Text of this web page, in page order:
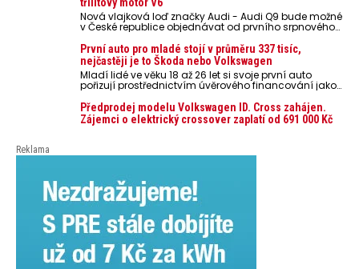
poškodit elektroniku a ve výjimečných případech i
zvýšit riziko požáru.
třílitový motor V6
Nová vlajková loď značky Audi - Audi Q9 bude možné
v České republice objednávat od prvního srpnového
První auto pro mladé stojí v průměru 337 tisíc,
nejčastěji je to Škoda nebo Volkswagen
Mladí lidé ve věku 18 až 26 let si svoje první auto
pořizují prostřednictvím úvěrového financování jako
auto. Průměrná pořizovací cena vozu dosahuje 337
tisíc korun a průměrná financovaná částka
přesahuje 251 tisíc korun. Vyplývá to z dat Leasingu
Předprodej modelu Volkswagen ID. Cross zahájen.
Zájemci o elektrický crossover zaplatí od 691 000 Kč
Reklama